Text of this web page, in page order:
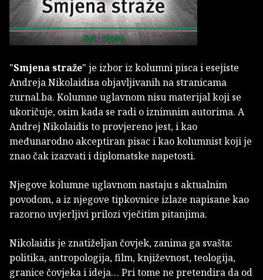
"Smjena straže" je izbor iz kolumni pisca i esejiste
Andreja Nikolaidisa objavljivanih na stranicama
zurnal.ba. Kolumne uglavnom nisu materijal koji se
ukoričuje, osim kada se radi o iznimnim autorima. A
Andrej Nikolaidis to provjereno jest, i kao
međunarodno akceptiran pisac i kao kolumnist koji je
znao čak izazvati i diplomatske napetosti.
Njegove kolumne uglavnom nastaju s aktualnim
povodom, a iz njegove tipkovnice izlaze napisane kao
razorno uvjerljivi prilozi vječitim pitanjima.
Nikolaidis je znatiželjan čovjek, zanima ga svašta:
politika, antropologija, film, književnost, teologija,
granice čovjeka i ideja… Pri tome ne pretendira da od